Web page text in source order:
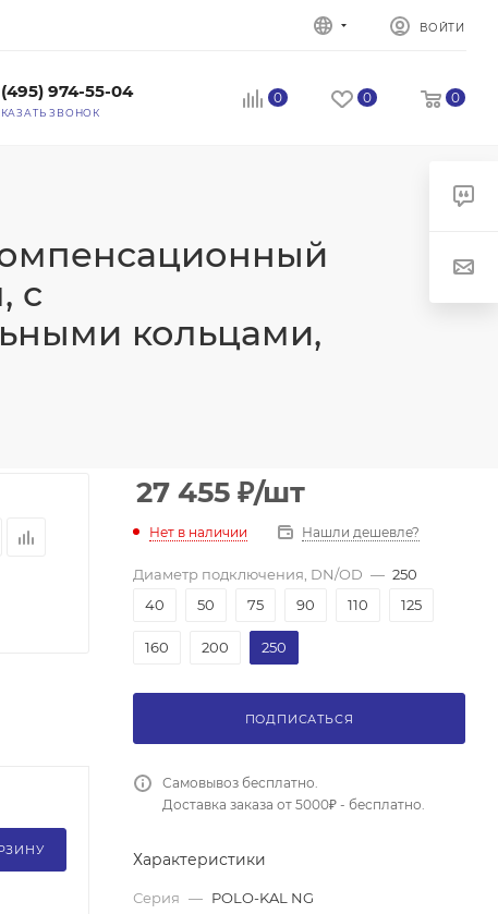
ВОЙТИ
(495) 974-55-04
ЗВОНОК
0 0 0
с
кольцами,
27 455 ₽/шт
Нет в наличии Нашли дешевле?
Диаметр подключения, DN/OD — 250
40
50 75 90 110 125
160 200 250
ПОДПИСАТЬСЯ
Самовывоз бесплатно.
Доставка заказа от 5000₽ - бесплатно.
Характеристики
Серия — POLO-KAL NG